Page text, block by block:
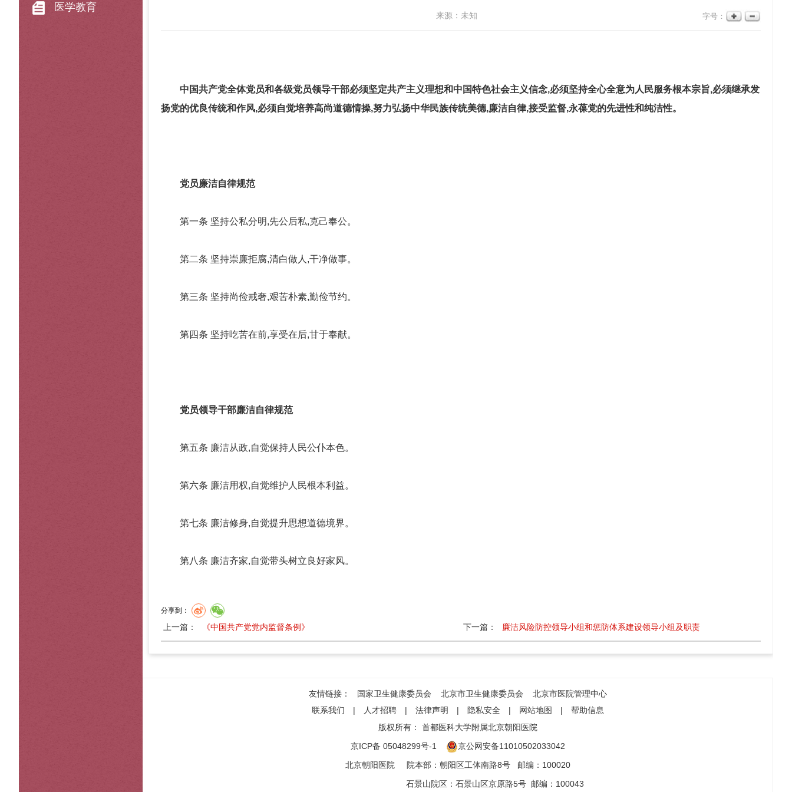
医学教育
来源：未知 字号：
中国共产党全体党员和各级党员领导干部必须坚定共产主义理想和中国特色社会主义信念,必须坚持全心全意为人民服务根本宗旨,必须继承发
扬党的优良传统和作风,必须自觉培养高尚道德情操,努力弘扬中华民族传统美德,廉洁自律,接受监督,永葆党的先进性和纯洁性。
党员廉洁自律规范
第一条 坚持公私分明,先公后私,克己奉公。
第二条 坚持崇廉拒腐,清白做人,干净做事。
第三条 坚持尚俭戒奢,艰苦朴素,勤俭节约。
第四条 坚持吃苦在前,享受在后,甘于奉献。
党员领导干部廉洁自律规范
第五条 廉洁从政,自觉保持人民公仆本色。
第六条 廉洁用权,自觉维护人民根本利益。
第七条 廉洁修身,自觉提升思想道德境界。
第八条 廉洁齐家,自觉带头树立良好家风。
分享到：
上一篇： 《中国共产党党内监督条例》 下一篇： 廉洁风险防控领导小组和惩防体系建设领导小组及职责
友情链接： 国家卫生健康委员会 北京市卫生健康委员会
北京市医院管理中心
联系我们
| 人才招聘 | 法律声明 | 隐私安全 | 网站地图 |
帮助信息
版权所有： 首都医科大学附属北京朝阳医院
京ICP备 05048299号-1
京公网安备11010502033042
北京朝阳医院
院本部 ： 朝阳区工体南路8号 邮编：100020
石景山院区 ： 石景山区京原路5号 邮编：100043